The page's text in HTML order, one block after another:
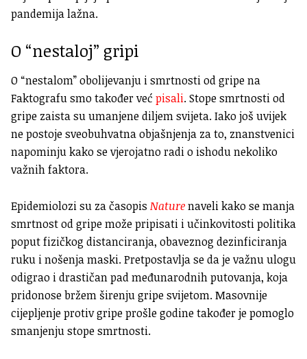
pandemija lažna.
O “nestaloj” gripi
O “nestalom” obolijevanju i smrtnosti od gripe na
Faktografu smo također već pisali. Stope smrtnosti od
gripe zaista su umanjene diljem svijeta. Iako još uvijek
ne postoje sveobuhvatna objašnjenja za to, znanstvenici
napominju kako se vjerojatno radi o ishodu nekoliko
važnih faktora.
Epidemiolozi su za časopis Naturenaveli kako se manja
smrtnost od gripe može pripisati i učinkovitosti politika
poput fizičkog distanciranja, obaveznog dezinficiranja
ruku i nošenja maski. Pretpostavlja se da je važnu ulogu
odigrao i drastičan pad međunarodnih putovanja, koja
pridonose bržem širenju gripe svijetom. Masovnije
cijepljenje protiv gripe prošle godine također je pomoglo
smanjenju stope smrtnosti.